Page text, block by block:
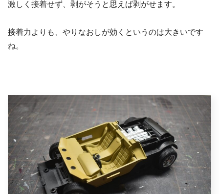
激しく接着せず、剥がそうと思えば剥がせます。
接着力よりも、やりなおしが効くというのは大きいです
ね。